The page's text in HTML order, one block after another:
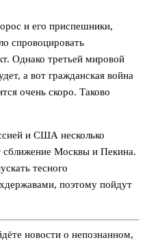
и его приспешники,
спровоцировать
Однако третьей мировой
а вот гражданская война
очень скоро. Таково
и США несколько
Москвы и Пекина.
тесного
поэтому пойдут
новости о непознанном,